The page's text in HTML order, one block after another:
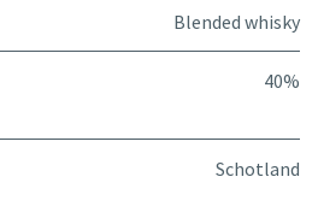
Blended whisky
40%
Schotland